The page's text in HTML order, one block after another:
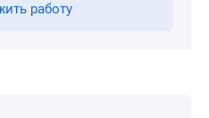
работу